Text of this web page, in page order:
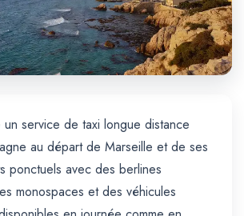
un service de taxi longue distance
au départ de Marseille et de ses
ponctuels avec des berlines
monospaces et des véhicules